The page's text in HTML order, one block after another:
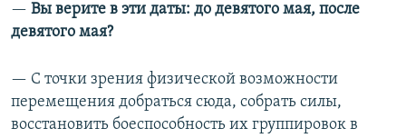
—​ Вы верите в эти даты: до девятого мая, после
девятого мая?
— С точки зрения физической возможности
перемещения добраться сюда, собрать силы,
восстановить боеспособность их группировок в